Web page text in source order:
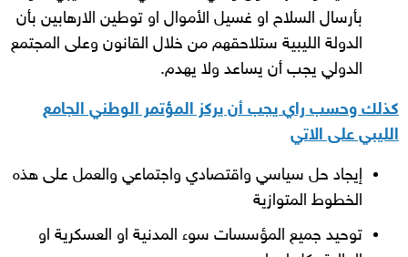
بأرسال السلاح او غسيل الأموال او توطين الارهابين بأن
الدولة الليبية ستلاحقهم من خلال القانون وعلى المجتمع
الدولي يجب أن يساعد ولا يهدم.
كذلك وحسب راي يجب أن يركز المؤتمر الوطني الجامع
الليبي على الاتي
إيجاد حل سياسي واقتصادي واجتماعي والعمل على هذه
الخطوط المتوازية
توحيد جميع المؤسسات سوء المدنية او العسكرية او